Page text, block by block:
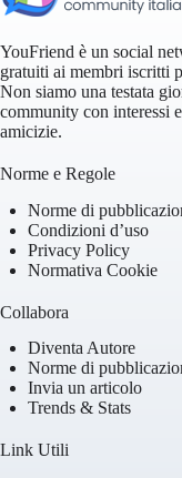
YouFriend è un social
gratuiti ai membri iscritti
Non siamo una testata
community con interessi
amicizie.
Norme e Regole
Norme di
Condizioni d’uso
Privacy Policy
Normativa Cookie
Collabora
Diventa Autore
Norme di
Invia un articolo
Trends & Stats
Link Utili